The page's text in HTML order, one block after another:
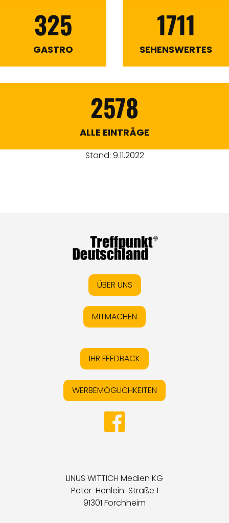
325
GASTRO
1711
SEHENSWERTES
2578
ALLE EINTRÄGE
Stand: 9.11.2022
ÜBER UNS
MITMACHEN
IHR FEEDBACK
WERBEMÖGLICHKEITEN
LINUS WITTICH Medien KG
Peter-Henlein-Straße 1
91301 Forchheim